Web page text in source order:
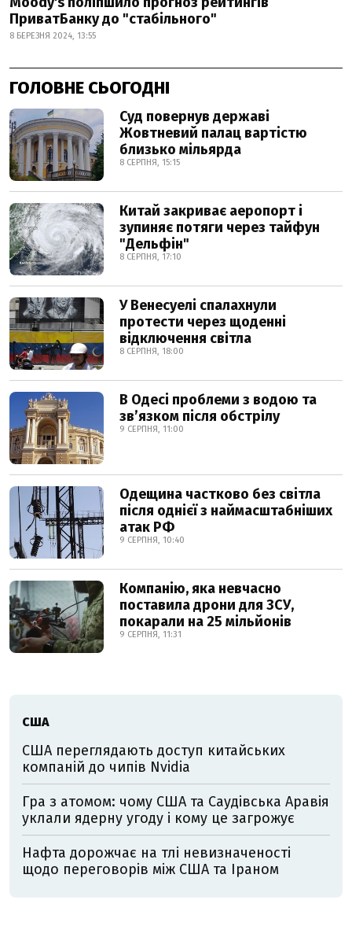
ПриватБанку до "стабільного"
8 БЕРЕЗНЯ 2024, 13:55
ГОЛОВНЕ СЬОГОДНІ
Суд повернув державі
Жовтневий палац вартістю
близько мільярда
8 СЕРПНЯ, 15:15
Китай закриває аеропорт і
зупиняє потяги через тайфун
"Дельфін"
8 СЕРПНЯ, 17:10
У Венесуелі спалахнули
протести через щоденні
відключення світла
8 СЕРПНЯ, 18:00
В Одесі проблеми з водою та
звʼязком після обстрілу
9 СЕРПНЯ, 11:00
Одещина частково без світла
після однієї з наймасштабніших
атак РФ
9 СЕРПНЯ, 10:40
Компанію, яка невчасно
поставила дрони для ЗСУ,
покарали на 25 мільйонів
9 СЕРПНЯ, 11:31
США
США переглядають доступ китайських
компаній до чипів Nvidia
Гра з атомом: чому США та Саудівська Аравія
уклали ядерну угоду і кому це загрожує
Нафта дорожчає на тлі невизначеності
щодо переговорів між США та Іраном